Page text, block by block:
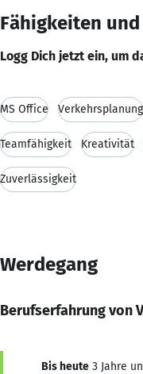
Fähigkeiten
Logg Dich jetzt ein, um
MS Office Verkehrsplanung
Teamfähigkeit Kreativität
Zuverlässigkeit
Werdegang
Berufserfahrung von
Bis heute 3 Jahre